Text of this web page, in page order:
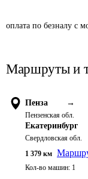
оплата по безналу с
Маршруты и
Пенза →
Пензенская обл.
Екатеринбург
Свердловская обл.
1 379 км
Кол-во машин: 1